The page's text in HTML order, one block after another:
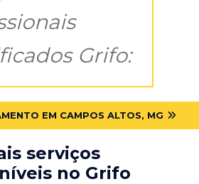
Grifo:
EM CAMPOS ALTOS, MG
serviços
no Grifo